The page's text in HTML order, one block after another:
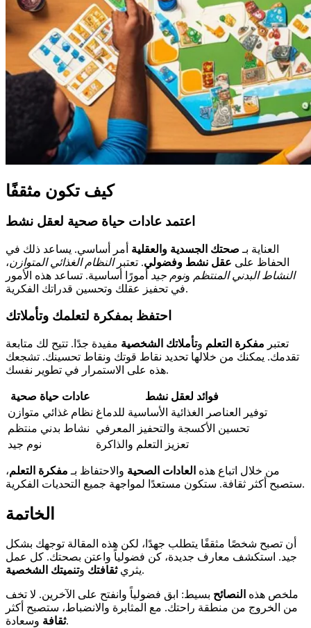
كيف تكون مثقفًا
اعتمد عادات حياة صحية لعقل نشط
العناية بـ صحتك الجسدية والعقلية أمر أساسي. يساعد ذلك في
الحفاظ على عقل نشط وفضولي. تعتبرالنظام الغذائي المتوازن،
النشاط البدني المنتظم ونوم جيد أمورًا أساسية. تساعد هذه الأمور
في تحفيز عقلك وتحسين قدراتك الفكرية.
احتفظ بمفكرة لتعلمك وتأملاتك
تعتبر مفكرة التعلم وتأملاتك الشخصية مفيدة جدًا. تتيح لك متابعة
تقدمك. يمكنك من خلالها تحديد نقاط قوتك ونقاط تحسينك. تشجعك
هذه على الاستمرار في تطوير نفسك.
عادات حياة صحية
فوائد لعقل نشط
نظام غذائي متوازن توفير العناصر الغذائية الأساسية للدماغ
نشاط بدني منتظم
تحسين الأكسجة والتحفيز المعرفي
نوم جيد
تعزيز التعلم والذاكرة
من خلال اتباع هذه العادات الصحية والاحتفاظ بـ مفكرة التعلم،
ستصبح أكثر ثقافة. ستكون مستعدًا لمواجهة جميع التحديات الفكرية.
الخاتمة
أن تصبح شخصًا مثقفًا يتطلب جهدًا، لكن هذه المقالة توجهك بشكل
جيد. استكشف معارف جديدة، كن فضولياً واعتن بصحتك. كل عمل
يثريثقافتك وتنميتك الشخصية .
ملخص هذه النصائح بسيط: ابق فضولياً وانفتح على الآخرين. لا تخف
من الخروج من منطقة راحتك. مع المثابرة والانضباط، ستصبح أكثر
ثقافةوسعادة.